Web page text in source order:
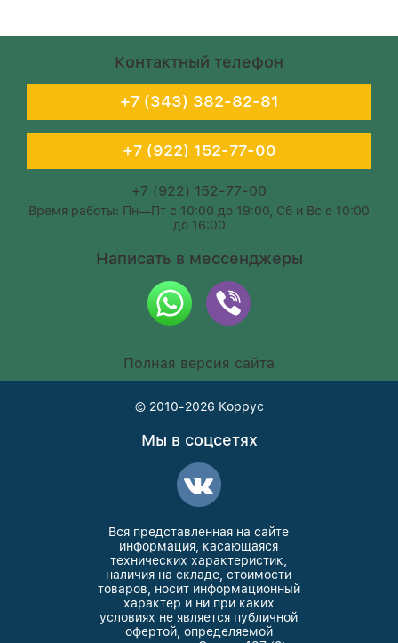
Контактный телефон
+7 (343) 382-82-81
+7 (922) 152-77-00
+7 (922) 152-77-00
Время работы: Пн—Пт с 10:00 до 19:00, Сб и Вс с 10:00
до 16:00
Написать в мессенджеры
Полная версия сайта
© 2010-2026 Коррус
Мы в соцсетях
Вся представленная на сайте
информация, касающаяся
технических характеристик,
наличия на складе, стоимости
товаров, носит информационный
характер и ни при каких
условиях не является публичной
офертой, определяемой